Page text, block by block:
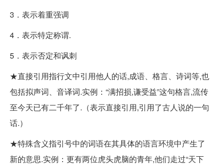
3．表示着重强调
4．表示特定称谓.
5．表示否定和讽刺
★直接引用指行文中引用他人的话,成语、格言、诗词等,也
包括拟声词、音译词.实例：“满招损,谦受益”这句格言,流传
至今天已有二千年了.（表示直接引用,引用了古人说的一句
话.）
★特殊含义指引号中的词语在其具体的语言环境中产生了
新的意思.实例：更有两位虎头虎脑的青年,他们走过“天下